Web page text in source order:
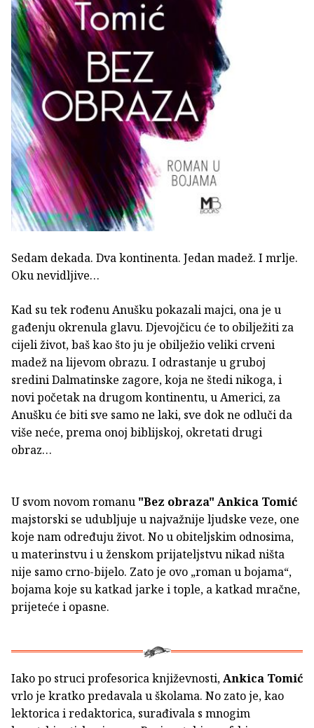
Sedam dekada. Dva kontinenta. Jedan madež. I mrlje.
Oku nevidljive…
Kad su tek rođenu Anušku pokazali majci, ona je u
gađenju okrenula glavu. Djevojčicu će to obilježiti za
cijeli život, baš kao što ju je obilježio veliki crveni
madež na lijevom obrazu. I odrastanje u gruboj
sredini Dalmatinske zagore, koja ne štedi nikoga, i
novi početak na drugom kontinentu, u Americi, za
Anušku će biti sve samo ne laki, sve dok ne odluči da
više neće, prema onoj biblijskoj, okretati drugi
obraz…
U svom novom romanu "Bez obraza" Ankica Tomić
majstorski se udubljuje u najvažnije ljudske veze, one
koje nam određuju život. No u obiteljskim odnosima,
u materinstvu i u ženskom prijateljstvu nikad ništa
nije samo crno-bijelo. Zato je ovo „roman u bojama“,
bojama koje su katkad jarke i tople, a katkad mračne,
prijeteće i opasne.
Iako po struci profesorica književnosti,Ankica Tomić
vrlo je kratko predavala u školama. No zato je, kao
lektorica i redaktorica, surađivala s mnogim